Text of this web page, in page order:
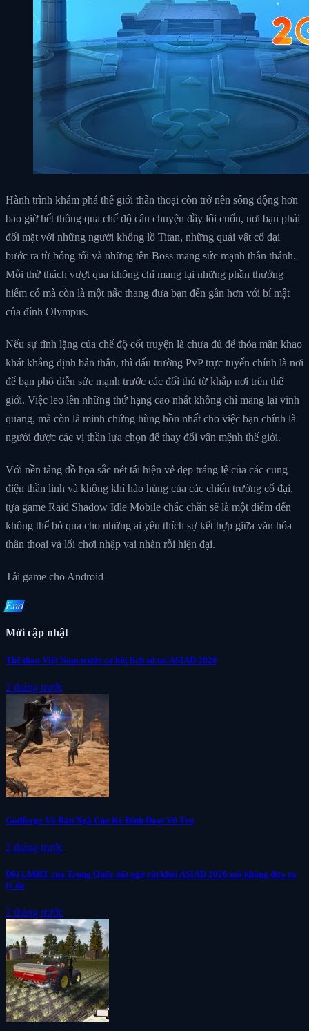
Hành trình khám phá thế giới thần thoại còn trở nên sống động hơn
bao giờ hết thông qua chế độ câu chuyện đầy lôi cuốn, nơi bạn phải
đối mặt với những người khổng lồ Titan, những quái vật cổ đại
bước ra từ bóng tối và những tên Boss mang sức mạnh thần thánh.
Mỗi thử thách vượt qua không chỉ mang lại những phần thưởng
hiếm có mà còn là một nấc thang đưa bạn đến gần hơn với bí mật
của đỉnh Olympus.
Nếu sự tĩnh lặng của chế độ cốt truyện là chưa đủ để thỏa mãn khao
khát khẳng định bản thân, thì đấu trường PvP trực tuyến chính là nơi
để bạn phô diễn sức mạnh trước các đối thủ từ khắp nơi trên thế
giới. Việc leo lên những thứ hạng cao nhất không chỉ mang lại vinh
quang, mà còn là minh chứng hùng hồn nhất cho việc bạn chính là
người được các vị thần lựa chọn để thay đổi vận mệnh thế giới.
Với nền tảng đồ họa sắc nét tái hiện vẻ đẹp tráng lệ của các cung
điện thần linh và không khí hào hùng của các chiến trường cổ đại,
tựa game Raid Shadow Idle Mobile chắc chắn sẽ là một điểm đến
không thể bỏ qua cho những ai yêu thích sự kết hợp giữa văn hóa
thần thoại và lối chơi nhập vai nhàn rỗi hiện đại.
Tải game cho Android
End
Mới cập nhật
Thể thao Việt Nam trước cơ hội lịch sử tại ASIAD 2026
2 tháng trước
Godforge Và Bản Ngã Của Kẻ Định Đoạt Vũ Trụ
2 tháng trước
Đội LMHT của Trung Quốc bất ngờ rút khỏi ASIAD 2026 mà không đưa ra
lý do
2 tháng trước